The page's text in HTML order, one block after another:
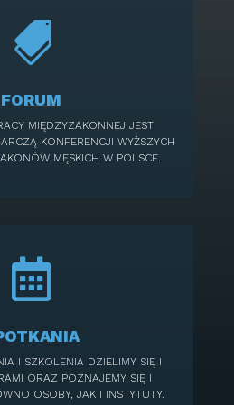

FORUM
MIĘDZYZAKONNEJ JEST
KONFERENCJI WYŻSZYCH
MĘSKICH W POLSCE.

I SZKOLENIA DZIELIMY SIĘ I
ORAZ POZNAJEMY SIĘ I
OSOBY, JAK I INSTYTUTY.